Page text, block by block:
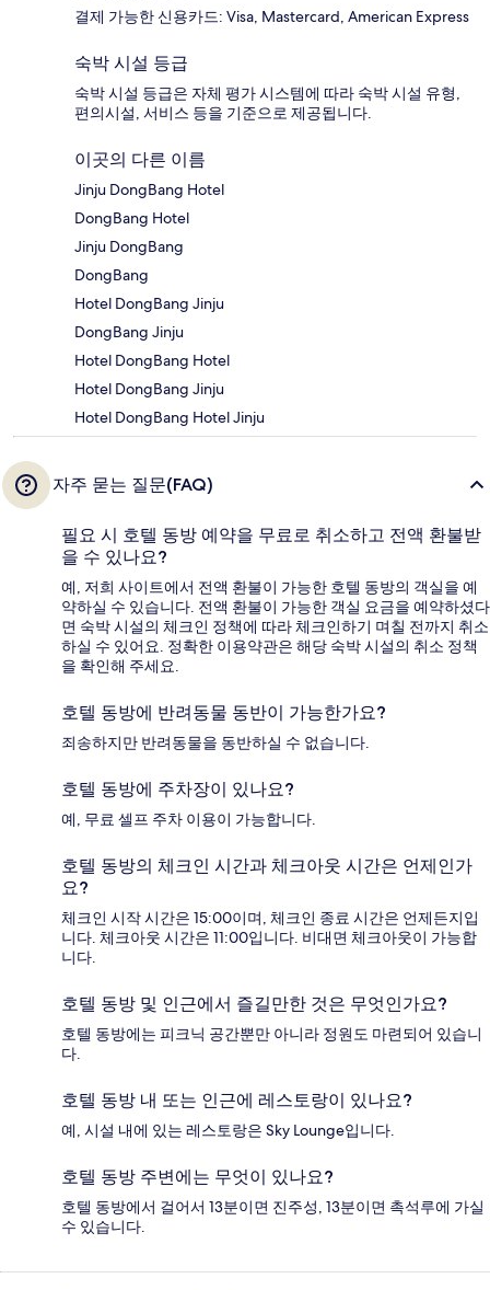
결제 가능한 신용카드: Visa, Mastercard, American Express
숙박 시설 등급
숙박 시설 등급은 자체 평가 시스템에 따라 숙박 시설 유형,
편의시설, 서비스 등을 기준으로 제공됩니다.
이곳의 다른 이름
Jinju DongBang Hotel
DongBang Hotel
Jinju DongBang
DongBang
Hotel DongBang Jinju
DongBang Jinju
Hotel DongBang Hotel
Hotel DongBang Jinju
Hotel DongBang Hotel Jinju
자주 묻는 질문(FAQ)
필요 시 호텔 동방 예약을 무료로 취소하고 전액 환불받
을 수 있나요?
예, 저희 사이트에서 전액 환불이 가능한 호텔 동방의 객실을 예
약하실 수 있습니다. 전액 환불이 가능한 객실 요금을 예약하셨다
면 숙박 시설의 체크인 정책에 따라 체크인하기 며칠 전까지 취소
하실 수 있어요. 정확한 이용약관은 해당 숙박 시설의 취소 정책
을 확인해 주세요.
호텔 동방에 반려동물 동반이 가능한가요?
죄송하지만 반려동물을 동반하실 수 없습니다.
호텔 동방에 주차장이 있나요?
예, 무료 셀프 주차 이용이 가능합니다.
호텔 동방의 체크인 시간과 체크아웃 시간은 언제인가
요?
체크인 시작 시간은 15:00이며, 체크인 종료 시간은 언제든지입
니다. 체크아웃 시간은 11:00입니다. 비대면 체크아웃이 가능합
니다.
호텔 동방 및 인근에서 즐길만한 것은 무엇인가요?
호텔 동방에는 피크닉 공간뿐만 아니라 정원도 마련되어 있습니
다.
호텔 동방 내 또는 인근에 레스토랑이 있나요?
예, 시설 내에 있는 레스토랑은 Sky Lounge입니다.
호텔 동방 주변에는 무엇이 있나요?
호텔 동방에서 걸어서 13분이면 진주성, 13분이면 촉석루에 가실
수 있습니다.